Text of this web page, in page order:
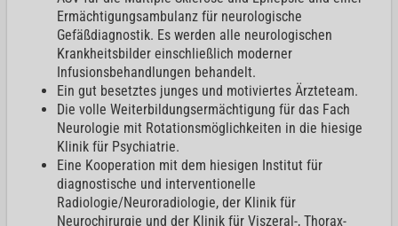
Ermächtigungsambulanz für neurologische
Gefäßdiagnostik. Es werden alle neurologischen
Krankheitsbilder einschließlich moderner
Infusionsbehandlungen behandelt.
Ein gut besetztes junges und motiviertes Ärzteteam.
Die volle Weiterbildungsermächtigung für das Fach
Neurologie mit Rotationsmöglichkeiten in die hiesige
Klinik für Psychiatrie.
Eine Kooperation mit dem hiesigen Institut für
diagnostische und interventionelle
Radiologie/Neuroradiologie, der Klinik für
Neurochirurgie und der Klinik für Viszeral-, Thorax-